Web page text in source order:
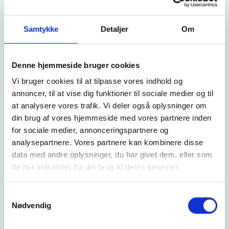
Samtykke Detaljer Om
Denne hjemmeside bruger cookies
Vi bruger cookies til at tilpasse vores indhold og
annoncer, til at vise dig funktioner til sociale medier og til
at analysere vores trafik. Vi deler også oplysninger om
din brug af vores hjemmeside med vores partnere inden
for sociale medier, annonceringspartnere og
analysepartnere. Vores partnere kan kombinere disse
data med andre oplysninger, du har givet dem, eller som
de har indsamlet fra din brug af deres tjenester.
Nødvendig
Karup Heizkraftzentrale eine einzigartige Anlage
Energiequellen liefert, die Versorgung sicherstellt
und es ermöglicht, die Wärmeproduktion an die
Energiepreise anzupassen. Die nahegelegene
Produktion von Kartoffelmehl nutzt den
Kühlungsprozess der Wärmepumpe zum Trocknen
des Mehls.
Referenz ansehen